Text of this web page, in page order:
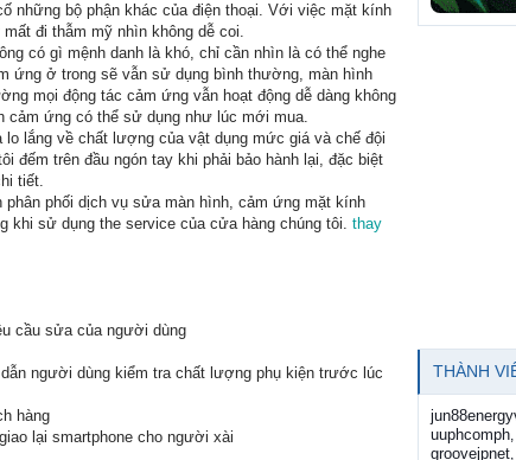
những bộ phận khác của điện thoại. Với việc mặt kính
đi thẫm mỹ nhìn không dễ coi.
có gì mệnh danh là khó, chỉ cần nhìn là có thể nghe
ứng ở trong sẽ vẫn sử dụng bình thường, màn hình
mọi động tác cảm ứng vẫn hoạt động dễ dàng không
cảm ứng có thể sử dụng như lúc mới mua.
lắng về chất lượng của vật dụng mức giá và chế đội
đếm trên đầu ngón tay khi phải bảo hành lại, đặc biệt
tiết.
phối dịch vụ sửa màn hình, cảm ứng mặt kính
khi sử dụng the service của cửa hàng chúng tôi. thay
cầu sửa của người dùng
người dùng kiểm tra chất lượng phụ kiện trước lúc
hàng
lại smartphone cho người xài
THÀNH
uuphcomph,
groovejpnet,